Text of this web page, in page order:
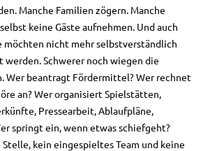
Manche Familien zögern. Manche
keine Gäste aufnehmen. Und auch
möchten nicht mehr selbstverständlich
Schwerer noch wiegen die
Wer beantragt Fördermittel? Wer rechnet
an? Wer organisiert Spielstätten,
Pressearbeit, Ablaufpläne,
springt ein, wenn etwas schiefgeht?
kein eingespieltes Team und keine